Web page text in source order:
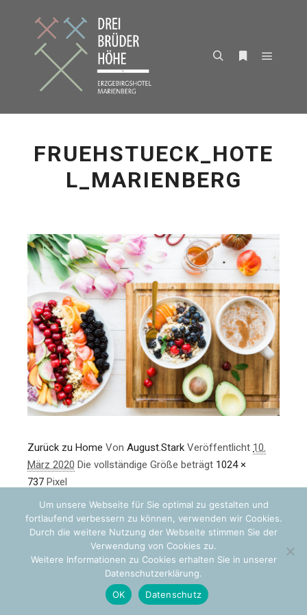
FRUEHSTUECK_HOTE
L_MARIENBERG
Zurück zu Home Von August.Stark Veröffentlicht 10.
März 2020 Die vollständige Größe beträgt 1024 ×
737 Pixel
Um unsere Webseite für Sie optimal zu gestalten und
fortlaufend verbessern zu können, verwenden wir Cookies.
Durch die weitere Nutzung der Webseite stimmen Sie der
Verwendung von Cookies zu.
Weitere Informationen zu Cookies erhalten Sie in unserer
Datenschutzerklärung.
OK
Datenschutz